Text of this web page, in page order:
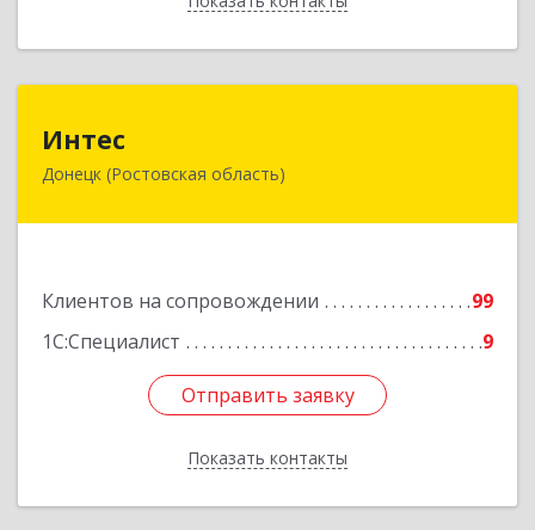
Интес
Донецк (Ростовская область)
Клиентов на сопровождении
99
1С:Специалист
9
Отправить заявку
Показать контакты
346330, Ростовская обл, Донецк г, 60-й кв-л,
Отправить заявку
Назад